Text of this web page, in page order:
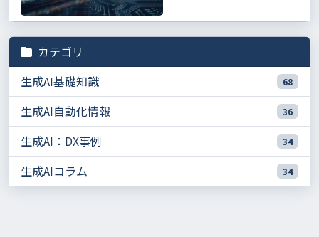
カテゴリ
生成AI基礎知識
68
生成AI自動化情報 36
生成AI：DX事例 34
生成AIコラム 34